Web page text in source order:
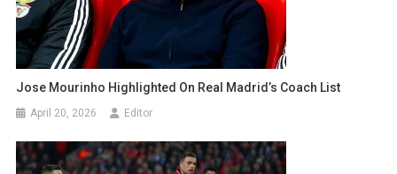
Jose Mourinho Highlighted On Real Madrid’s Coach List
April 20, 2026 Editor